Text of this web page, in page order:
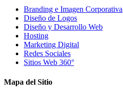
Branding e Imagen Corporativa
Diseño de Logos
Diseño y Desarrollo Web
Hosting
Marketing Digital
Redes Sociales
Sitios Web 360°
Mapa del Sitio